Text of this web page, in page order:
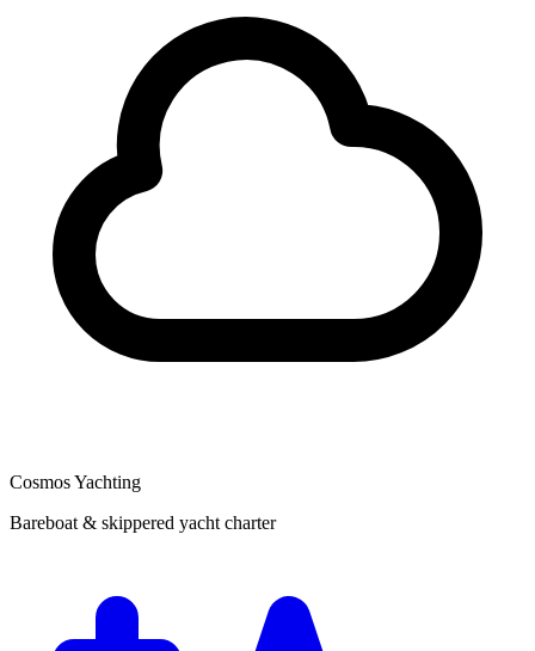
Cosmos Yachting
Bareboat & skippered yacht charter